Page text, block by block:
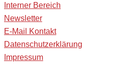
Interner Bereich
Newsletter
E-Mail Kontakt
Datenschutzerklärung
Impressum